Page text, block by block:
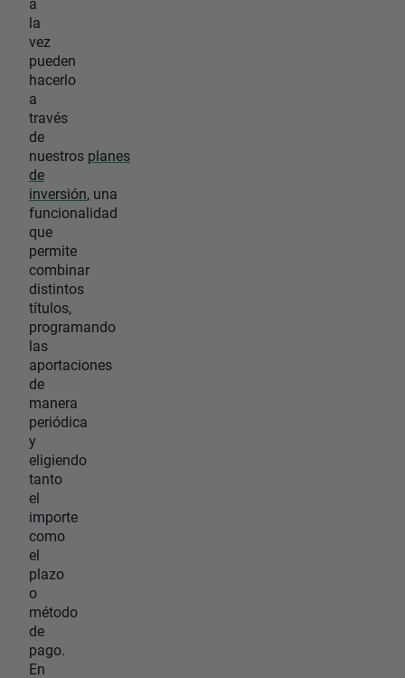
la
vez
pueden
hacerlo
a
través
de
nuestros planes
de
inversión, una
funcionalidad
que
permite
combinar
distintos
títulos,
programando
las
aportaciones
de
manera
periódica
y
eligiendo
tanto
el
importe
como
el
plazo
o
método
de
pago.
En